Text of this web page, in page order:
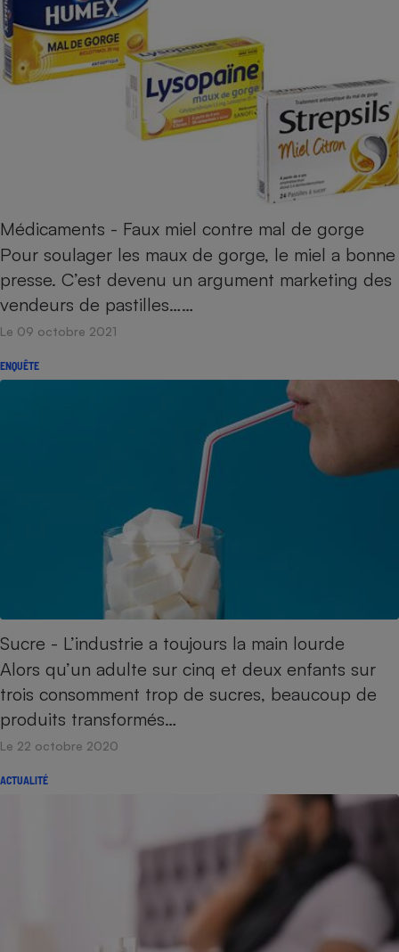
Médicaments - Faux miel contre mal de gorge
Pour soulager les maux de gorge, le miel a bonne
presse. C’est devenu un argument marketing des
vendeurs de pastilles……
Le 09 octobre 2021
ENQUÊTE
Sucre - L’industrie a toujours la main lourde
Alors qu’un adulte sur cinq et deux enfants sur
trois consomment trop de sucres, beaucoup de
produits transformés…
Le 22 octobre 2020
ACTUALITÉ